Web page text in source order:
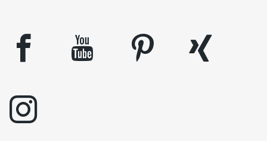
facebook youtube pinterest
xing
instagram